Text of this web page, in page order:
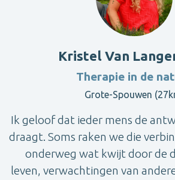
Kristel Van
Therapie in de
Grote-Spouwen
Ik geloof dat ieder mens de
draagt. Soms raken we die
onderweg wat kwijt door de
leven, verwachtingen van